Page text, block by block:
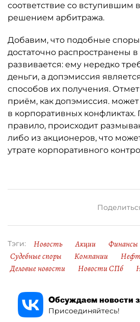
соответствие со вступившим
решением арбитража.
Добавим, что подобные споры
достаточно распространены
развивается: ему нередко
деньги, а допэмиссия
способов их получения.
приём, как допэмиссия. может
в корпоративных конфликтах.
правило, происходит
либо из акционеров, что
утрате корпоративного
Тэги: Новость Акции Финансы
Судебные споры
Компании
Деловые новости
Новости СПб
Обсуждаем новости
Присоединяйтесь!